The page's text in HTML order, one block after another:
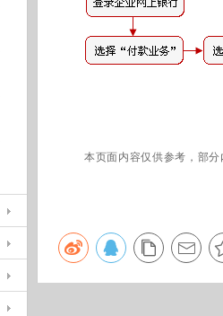
本页面内容仅供参考，部